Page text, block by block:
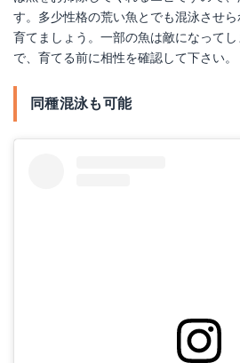
す。多少性格の荒い魚とでも混泳させ
育てましょう。一部の魚は敵になって
で、育てる前に相性を確認して下さい。
同種混泳も可能